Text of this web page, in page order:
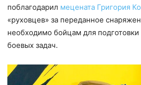
поблагодарил мецената Григория
«руховцев» за переданное
необходимо бойцам для
боевых задач.